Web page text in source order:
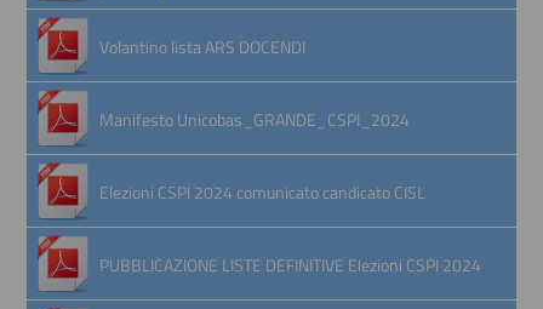
Volantino lista ARS DOCENDI
Manifesto Unicobas_GRANDE_CSPI_2024
Elezioni CSPI 2024 comunicato candicato CISL
PUBBLICAZIONE LISTE DEFINITIVE Elezioni CSPI 2024